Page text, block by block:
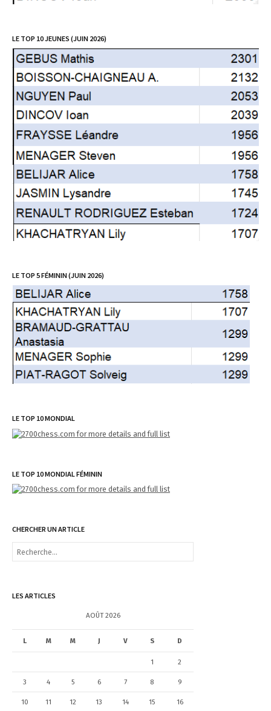
LE TOP 10 JEUNES (JUIN 2026)
LE TOP 5 FÉMININ (JUIN 2026)
LE TOP 10 MONDIAL
LE TOP 10 MONDIAL FÉMININ
CHERCHER UN ARTICLE
R
r
e
LES ARTICLES
AOÛT 2026
L M M J V S D
1 2
3 4 5 6 7 8 9
10 11 12 13 14 15 16